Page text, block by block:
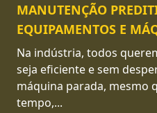
MANUTENÇÃO
EQUIPAMENTOS E
Na indústria, todos
seja eficiente e sem
máquina parada, mesmo
tempo,...